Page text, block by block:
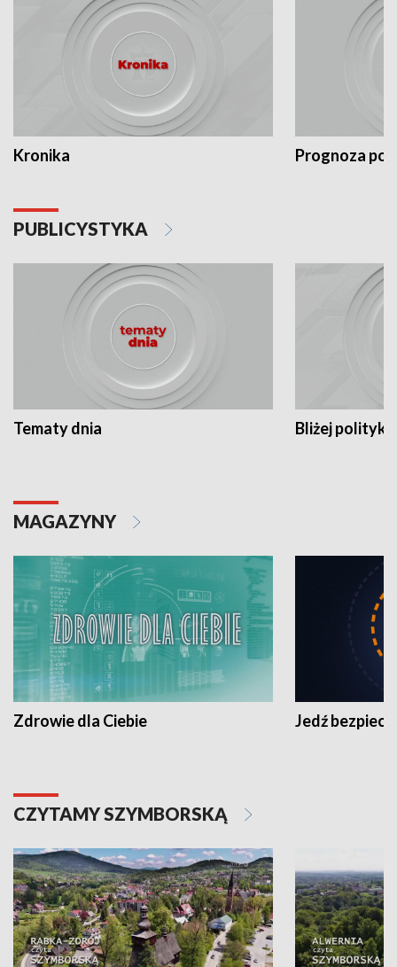
Kronika Prognoza
PUBLICYSTYKA
Tematy dnia Bliżej polityki
MAGAZYNY
Zdrowie dla Ciebie Jedź
CZYTAMY SZYMBORSKĄ